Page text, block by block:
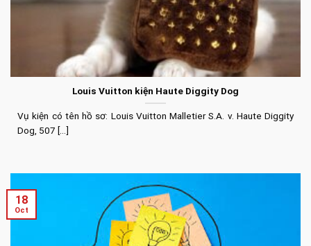
Louis Vuitton kiện Haute Diggity Dog
Vụ kiện có tên hồ sơ: Louis Vuitton Malletier S.A. v. Haute Diggity
Dog, 507 [...]
18
Oct